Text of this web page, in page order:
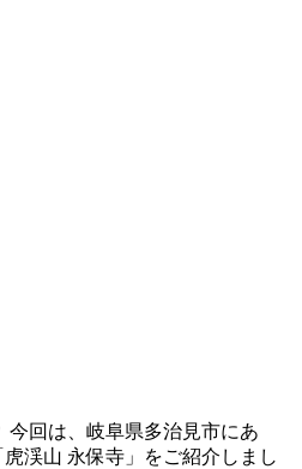
今回は、岐阜県多治見市にあ
渓山 永保寺」をご紹介しまし